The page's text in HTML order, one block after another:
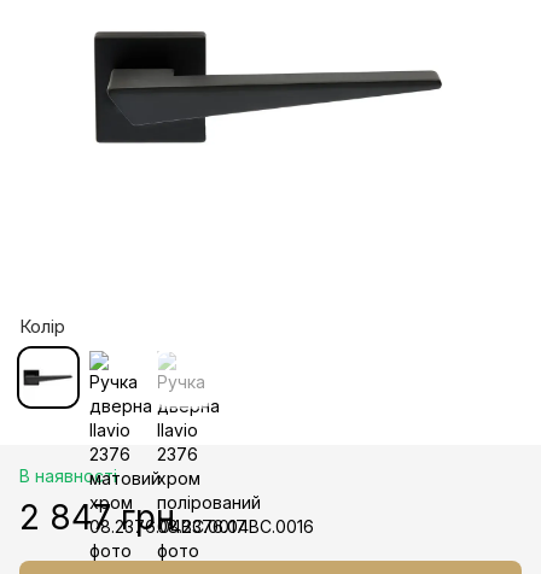
Колір
В наявності
2 847 грн